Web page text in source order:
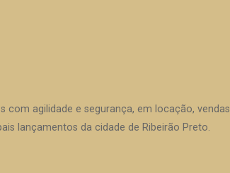
agilidade e segurança, em locação, vendas
lançamentos da cidade de Ribeirão Preto.